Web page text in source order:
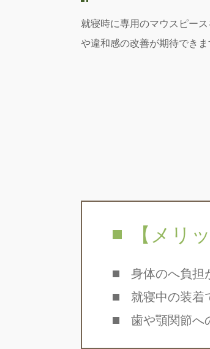
就寝時に専用のマウスピー
や違和感の改善が期待できま
【メリ
身体のへ負担
就寝中の装着
歯や顎関節へ